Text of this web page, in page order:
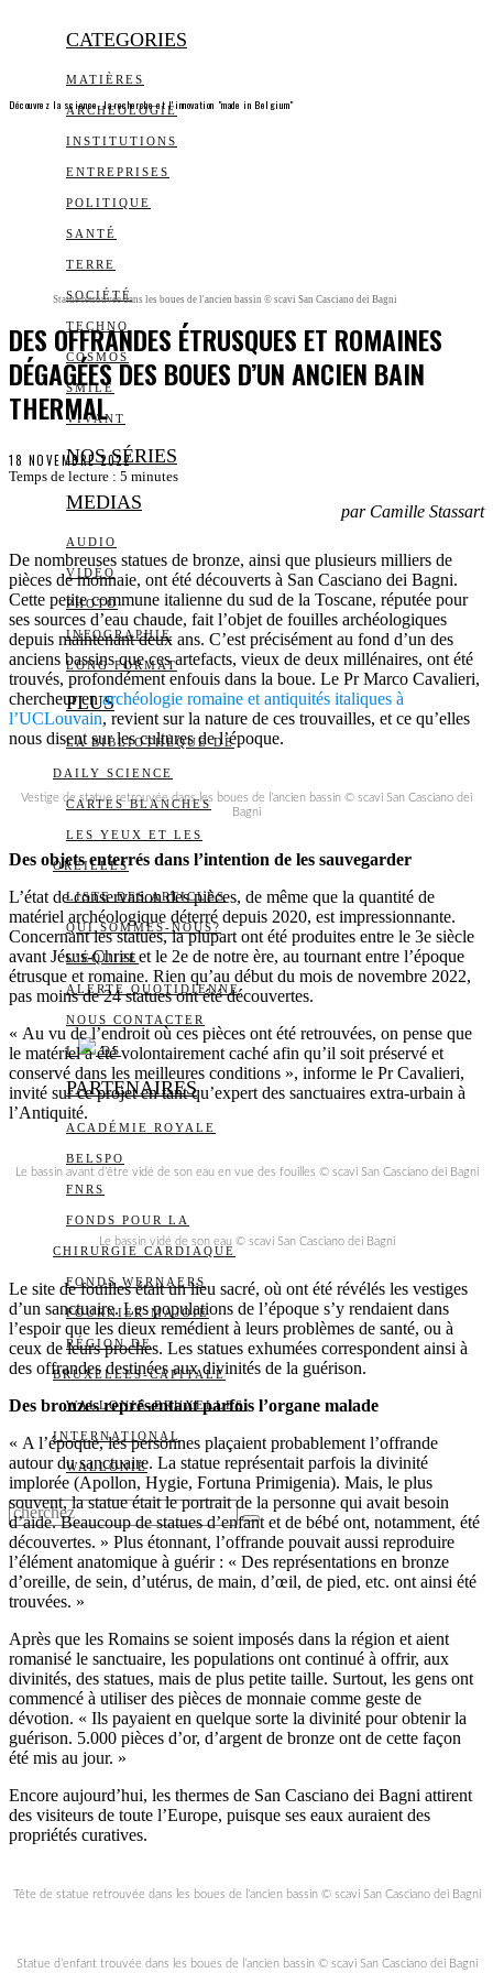
CATEGORIES
MATIÈRES
ARCHEOLOGIE
INSTITUTIONS
ENTREPRISES
POLITIQUE
SANTÉ
TERRE
SOCIÉTÉ
TECHNO
COSMOS
SMILE
VIVANT
NOS SÉRIES
MEDIAS
AUDIO
VIDÉO
PHOTO
INFOGRAPHIE
LONG FORMAT
PLUS
LA BIBLIOTHÈQUE DE
DAILY SCIENCE
CARTES BLANCHES
LES YEUX ET LES
OREILLES
LISTE DES ARTICLES
QUI SOMMES-NOUS?
L’ÉQUIPE
ALERTE QUOTIDIENNE
NOUS CONTACTER
I DS
PARTENAIRES
ACADÉMIE ROYALE
BELSPO
FNRS
FONDS POUR LA
CHIRURGIE CARDIAQUE
FONDS WERNAERS
FOURNIER-MAJOIE
RÉGION DE
BRUXELLES-CAPITALE
WALLONIE-BRUXELLES
INTERNATIONAL
WALLONIE
Découvrez la science, la recherche et l’innovation "made in Belgium"
Statue retrouvée dans les boues de l'ancien bassin © scavi San Casciano dei Bagni
DES OFFRANDES ÉTRUSQUES ET ROMAINES
DÉGAGÉES DES BOUES D’UN ANCIEN BAIN
THERMAL
18 NOVEMBRE 2022
Temps de lecture : 5 minutes
par Camille Stassart
De nombreuses statues de bronze, ainsi que plusieurs milliers de
pièces de monnaie, ont été découverts à San Casciano dei Bagni.
Cette petite commune italienne du sud de la Toscane, réputée pour
ses sources d’eau chaude, fait l’objet de fouilles archéologiques
depuis maintenant deux ans. C’est précisément au fond d’un des
anciens bassins que ces artefacts, vieux de deux millénaires, ont été
trouvés, profondément enfouis dans la boue. Le Pr Marco Cavalieri,
chercheur enarchéologie romaine et antiquités italiques à
l’UCLouvain, revient sur la nature de ces trouvailles, et ce qu’elles
nous disent sur les cultures de l’époque.
Vestige de statue retrouvée dans les boues de l’ancien bassin © scavi San Casciano dei
Bagni
Des objets enterrés dans l’intention de les sauvegarder
L’état de conservation des pièces, de même que la quantité de
matériel archéologique déterré depuis 2020, est impressionnante.
Concernant les statues, la plupart ont été produites entre le 3e siècle
avant Jésus-Christ et le 2e de notre ère, au tournant entre l’époque
étrusque et romaine. Rien qu’au début du mois de novembre 2022,
pas moins de 24 statues ont été découvertes.
« Au vu de l’endroit où ces pièces ont été retrouvées, on pense que
le matériel a été volontairement caché afin qu’il soit préservé et
conservé dans les meilleures conditions », informe le Pr Cavalieri,
invité sur ce projet en tant qu’expert des sanctuaires extra-urbain à
l’Antiquité.
Le bassin avant d’être vidé de son eau en vue des fouilles © scavi San Casciano dei Bagni
Le bassin vidé de son eau © scavi San Casciano dei Bagni
Le site de fouilles était un lieu sacré, où ont été révélés les vestiges
d’un sanctuaire. Les populations de l’époque s’y rendaient dans
l’espoir que les dieux remédient à leurs problèmes de santé, ou à
ceux de leurs proches. Les statues exhumées correspondent ainsi à
des offrandes destinées aux divinités de la guérison.
Des bronzes représentant parfois l’organe malade
« A l’époque, les personnes plaçaient probablement l’offrande
autour du sanctuaire. La statue représentait parfois la divinité
implorée (Apollon, Hygie, Fortuna Primigenia). Mais, le plus
souvent, la statue était le portrait de la personne qui avait besoin
d’aide. Beaucoup de statues d’enfant et de bébé ont, notamment, été
découvertes. » Plus étonnant, l’offrande pouvait aussi reproduire
l’élément anatomique à guérir : « Des représentations en bronze
d’oreille, de sein, d’utérus, de main, d’œil, de pied, etc. ont ainsi été
trouvées. »
Après que les Romains se soient imposés dans la région et aient
romanisé le sanctuaire, les populations ont continué à offrir, aux
divinités, des statues, mais de plus petite taille. Surtout, les gens ont
commencé à utiliser des pièces de monnaie comme geste de
dévotion. « Ils payaient en quelque sorte la divinité pour obtenir la
guérison. 5.000 pièces d’or, d’argent de bronze ont de cette façon
été mis au jour. »
Encore aujourd’hui, les thermes de San Casciano dei Bagni attirent
des visiteurs de toute l’Europe, puisque ses eaux auraient des
propriétés curatives.
Tête de statue retrouvée dans les boues de l’ancien bassin © scavi San Casciano dei Bagni
Statue d’enfant trouvée dans les boues de l’ancien bassin © scavi San Casciano dei Bagni